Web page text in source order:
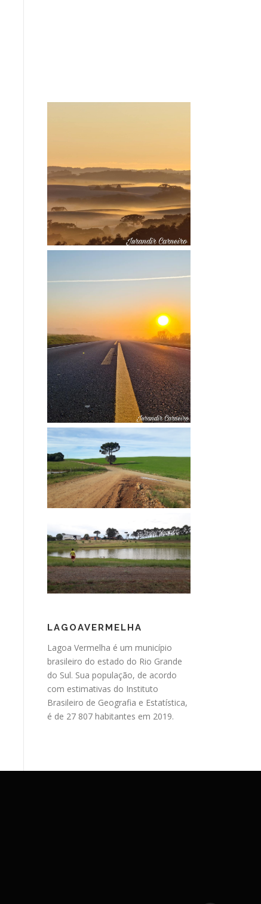
LAGOAVERMELHA
Lagoa Vermelha é um município
brasileiro do estado do Rio Grande
do Sul. Sua população, de acordo
com estimativas do Instituto
Brasileiro de Geografia e Estatística,
é de 27 807 habitantes em 2019.